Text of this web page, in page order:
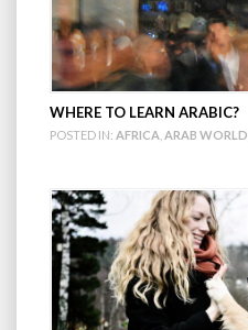
WHERE TO LEARN ARABIC?
POSTED IN: AFRICA ARAB WORLD